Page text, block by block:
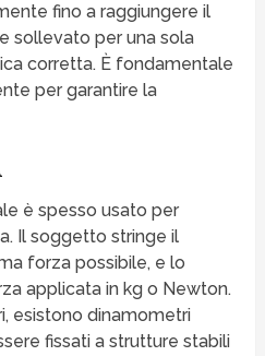
fino a raggiungere il
sollevato per una sola
corretta. È fondamentale
per garantire la
è spesso usato per
Il soggetto stringe il
forza possibile, e lo
applicata in kg o Newton.
esistono dinamometri
fissati a strutture stabili